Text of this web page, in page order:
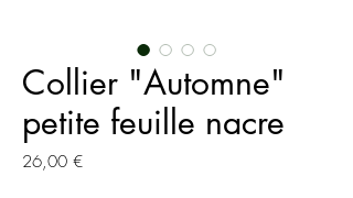
Collier "Automne"
petite feuille nacre
26,00 €Prix